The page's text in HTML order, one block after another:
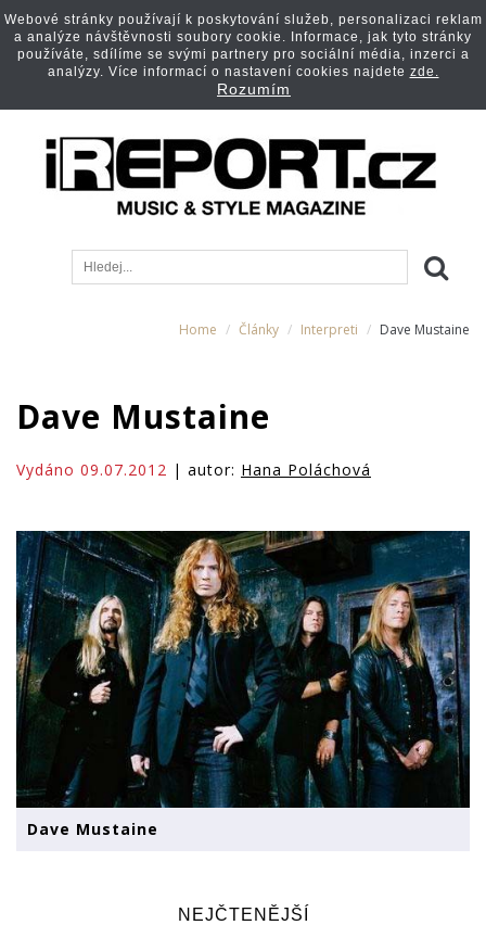
Home Články Interpreti Dave Mustaine
Dave Mustaine
Vydáno 09.07.2012 | autor: Hana Poláchová
Dave Mustaine
NEJČTENĚJŠÍ
Webové stránky používají k poskytování služeb, personalizaci reklam
a analýze návštěvnosti soubory cookie. Informace, jak tyto stránky
používáte, sdílíme se svými partnery pro sociální média, inzerci a
analýzy. Více informací o nastavení cookies najdete zde.
Rozumím